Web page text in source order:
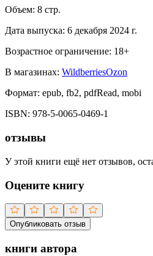
Объем: 8 стр.
Дата выпуска: 6 декабря 2024 г.
Возрастное ограничение: 18+
В магазинах: WildberriesOzon
Формат: epub, fb2, pdfRead, mobi
ISBN: 978-5-0065-0469-1
отзывы
У этой книги ещё нет отзывов,
Оцените книгу
Опубликовать отзыв
книги автора